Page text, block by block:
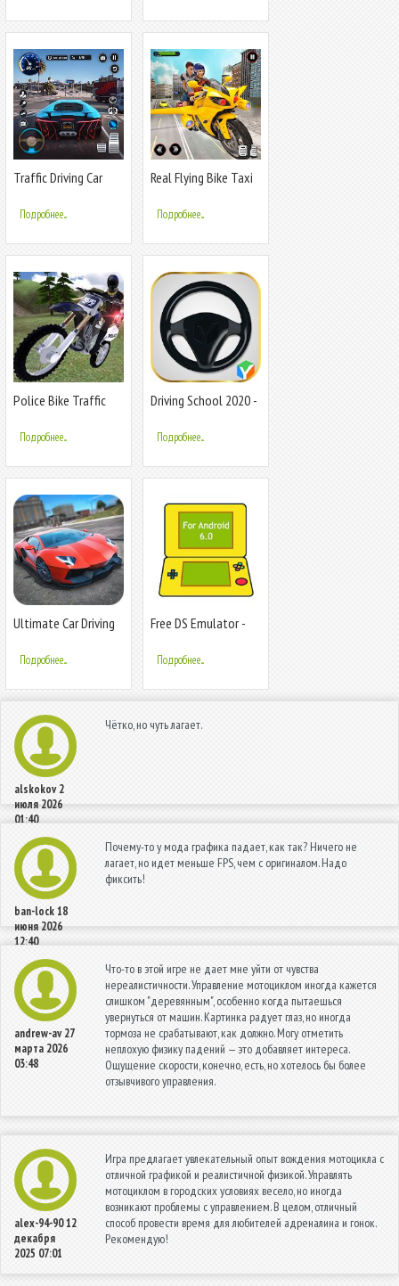
Traffic Driving Car
Подробнее...
Real Flying Bike Taxi
Driving Game
Подробнее...
Police Bike Traffic
Подробнее...
Driving School 2020 -
Parking Game
Подробнее...
Ultimate Car Driving
Подробнее...
Free DS Emulator -
Подробнее...
alskokov 2
июля 2026
01:40
Чётко, но чуть лагает.
ban-lock18
июня 2026
12:40
Почему-то у мода графика падает, как так? Ничего не
лагает, но идет меньше FPS, чем с оригиналом. Надо
фиксить!
andrew-av 27
марта 2026
03:48
Что-то в этой игре не дает мне уйти от чувства
нереалистичности. Управление мотоциклом иногда кажется
слишком "деревянным", особенно когда пытаешься
увернуться от машин. Картинка радует глаз, но иногда
тормоза не срабатывают, как должно. Могу отметить
неплохую физику падений — это добавляет интереса.
Ощущение скорости, конечно, есть, но хотелось бы более
отзывчивого управления.
alex-94-9012
декабря
2025 07:01
Игра предлагает увлекательный опыт вождения мотоцикла с
отличной графикой и реалистичной физикой. Управлять
мотоциклом в городских условиях весело, но иногда
возникают проблемы с управлением. В целом, отличный
способ провести время для любителей адреналина и гонок.
Рекомендую!